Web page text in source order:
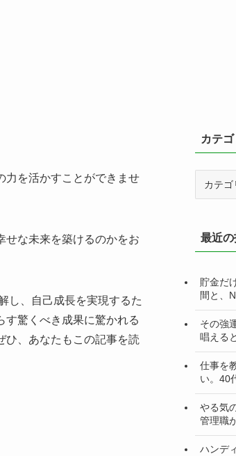
力を活かすことができませ
せな未来を築けるのかをお
し、自己成長を実現するた
す驚くべき成果に驚かれる
ひ、あなたもこの記事を読
カテ
ー最近
貯金だ
間と、
その強
唱える
仕事を
い。40
やる気
管理職
ハンデ